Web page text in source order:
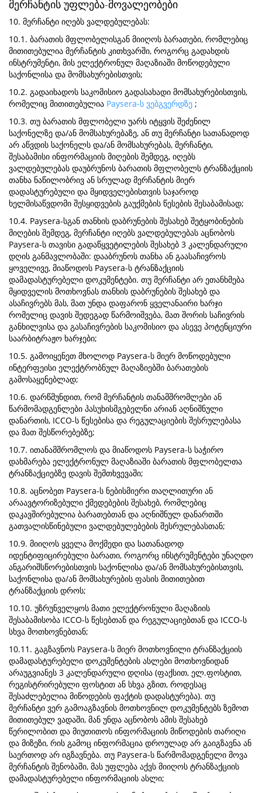
მერჩანტის უფლება-მოვალეობები
10. მერჩანტი იღებს ვალდებულებას:
10.1. ბარათის მფლობელისგან მიიღოს ბარათები, რომლებიც
მითითებულია მერჩანტის კითხვარში, როგორც გადახდის
ინსტრუმენტი, მის ელექტრონულ მაღაზიაში მოწოდებული
საქონლისა და მომსახურებისთვის;
10.2. გადაიხადოს საკომისიო გადასახადი მომსახურებისთვის,
რომელიც მითითებულია Paysera-ს ვებგვერდზე ;
10.3. თუ ბარათის მფლობელი უარს იტყვის შეძენილ
საქონელზე და/ან მომსახურებაზე, ან თუ მერჩანტი სათანადოდ
არ აწვდის საქონელს და/ან მომსახურებას, მერჩანტი,
შესაბამისი ინფორმაციის მიღების შემდეგ, იღებს
ვალდებულებას დაუბრუნოს ბარათის მფლობელს ტრანზაქციის
თანხა ნაწილობრივ ან სრულად მერჩანტის მიერ
დადასტურებული და მყიდველებისთვის საჯაროდ
ხელმისაწვდომი შესყიდვების გაუქმების წესების შესაბამისად;
10.4. Paysera-სგან თანხის დაბრუნების შესახებ შეტყობინების
მიღების შემდეგ, მერჩანტი იღებს ვალდებულებას აცნობოს
Paysera-ს თავისი გადაწყვეტილების შესახებ 3 კალენდარული
დღის განმავლობაში: დააბრუნოს თანხა ან გაასაჩივროს
ყოველივე, მიაწოდოს Paysera-ს ტრანზაქციის
დამადასტურებელი დოკუმენტები. თუ მერჩანტი არ ეთანხმება
მყიდველის მოთხოვნას თანხის დაბრუნების შესახებ და
ასაჩივრებს მას, მათ უნდა დაფარონ ყველანაირი ხარჯი
რომელიც დავის შედეგად წარმოიშვება, მათ შორის საჩივრის
განხილვისა და გასაჩივრების საკომისიო და ასევე პოტენციური
საარბიტრაჟო ხარჯები;
10.5. გამოიყენეთ მხოლოდ Paysera-ს მიერ მოწოდებული
ინტერფეისი ელექტრობნულ მაღაზიებში ბარათების
გამოსაყენებლად;
10.6. დარწმუნდით, რომ მერჩანტის თანამშრომლები ან
წარმომადგენლები პასუხისმგებელნი არიან აღნიშნული
დანართის, ICCO-ს წესებისა და რეგულაციების შესრულებასა
და მათ შესწორებებზე;
10.7. ითანამშრომლოს და მიაწოდოს Paysera-ს საჭირო
დახმარება ელექტრონულ მაღაზიაში ბარათის მფლობელთა
ტრანზაქციებზე დავის შემთხვევაში;
10.8. აცნობეთ Paysera-ს ნებისმიერი თაღლითური ან
არაავტორიზებული ქმედებების შესახებ, რომლებიც
დაკავშირებულია ბარათებთან და აღნიშნულ დანართში
გათვალისწინებული ვალდებულებების შესრულებასთან;
10.9. მიიღოს ყველა მოქმედი და სათანადოდ
იდენტიფიცირებული ბარათი, როგორც ინსტრუმენტები უნაღდო
ანგარიშსწორებისთვის საქონლისა და/ან მომსახურებისთვის,
საქონლისა და/ან მომსახურების ფასის მითითებით
ტრანზაქციის დროს;
10.10. უზრუნველყოს მათი ელექტრონული მაღაზიის
შესაბამისობა ICCO-ს წესებთან და რეგულაციებთან და ICCO-ს
სხვა მოთხოვნებთან;
10.11. გაგზავნოს Paysera-ს მიერ მოთხოვნილი ტრანზაქციის
დამადასტურებელი დოკუმენტების ასლები მოთხოვნიდან
არაუგვიანეს 3 კალენდარული დღისა (ფაქსით, ელ.ფოსტით,
რეგისტრირებული ფოსტით ან სხვა გზით, როდესაც
შესაძლებელია მიწოდების ფაქტის დადასტურება). თუ
მერჩანტი ვერ გამოაგზავნის მოთხოვნილ დოკუმენტებს ზემოთ
მითითებულ ვადაში, მან უნდა აცნობოს ამის შესახებ
წერილობით და მიუთითოს ინფორმაციის მიწოდების თარიღი
და მიზეზი, რის გამოც ინფორმაცია დროულად არ გაიგზავნა ან
საერთოდ არ იგზავნება. თუ Paysera-ს წარმომადგენელი მოვა
მერჩანტის შენობაში, მას უფლება აქვს მიიღოს ტრანზაქციის
დამადასტურებელი ინფორმაციის ასლი;